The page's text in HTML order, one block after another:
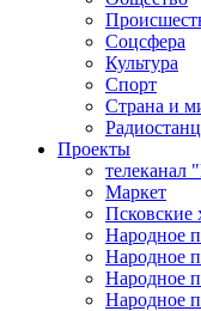
Соцсфера
Культура
Спорт
Страна и
Проекты
телеканал
Маркет
Народное
Народное
Народное
Народное